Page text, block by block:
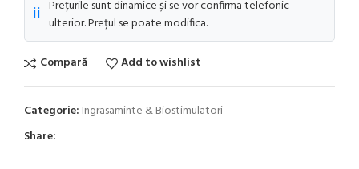
ℹ️ Prețurile sunt dinamice și se vor confirma telefonic
ulterior. Prețul se poate modifica.
Compară Add to wishlist
Categorie: Ingrasaminte & Biostimulatori
Share: